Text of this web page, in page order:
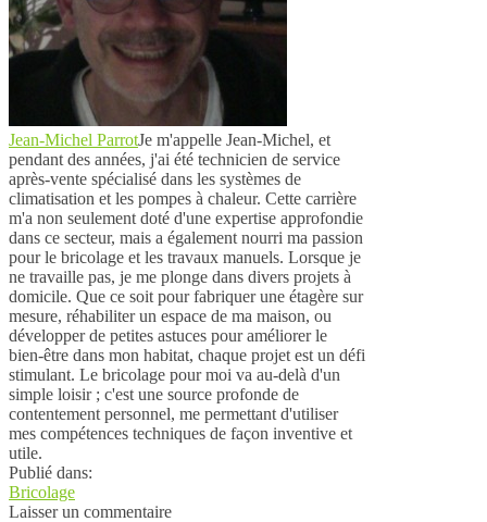
Jean-Michel ParrotJe m'appelle Jean-Michel, et
pendant des années, j'ai été technicien de service
après-vente spécialisé dans les systèmes de
climatisation et les pompes à chaleur. Cette carrière
m'a non seulement doté d'une expertise approfondie
dans ce secteur, mais a également nourri ma passion
pour le bricolage et les travaux manuels. Lorsque je
ne travaille pas, je me plonge dans divers projets à
domicile. Que ce soit pour fabriquer une étagère sur
mesure, réhabiliter un espace de ma maison, ou
développer de petites astuces pour améliorer le
bien-être dans mon habitat, chaque projet est un défi
stimulant. Le bricolage pour moi va au-delà d'un
simple loisir ; c'est une source profonde de
contentement personnel, me permettant d'utiliser
mes compétences techniques de façon inventive et
utile.
Publié dans:
Bricolage
Laisser un commentaire